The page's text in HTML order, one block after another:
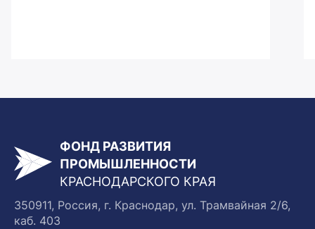
ФОНД РАЗВИТИЯ
ПРОМЫШЛЕННОСТИ
КРАСНОДАРСКОГО КРАЯ
350911, Россия, г. Краснодар, ул. Трамвайная 2/6,
каб. 403